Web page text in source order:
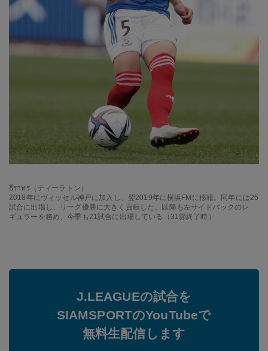
ธีราทร（ティーラトン）
2018年にヴィッセル神戸に加入し、翌2019年に横浜FMに移籍。同年には25
試合に出場し、リーグ優勝に大きく貢献した。以降も左サイドバックのレ
ギュラーを務め、今季も21試合に出場している（31節終了時）
J.LEAGUEの試合を
SIAMSPORTのYouTubeで
無料生配信します